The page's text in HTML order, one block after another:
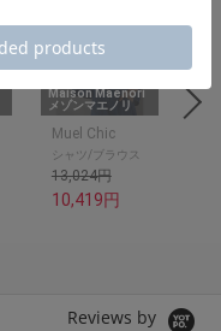
Maison Maenori
メゾンマエノリ
Muel Chic
シャツ/ブラウス
13,024円
10,419円
メゾ
Reviews by